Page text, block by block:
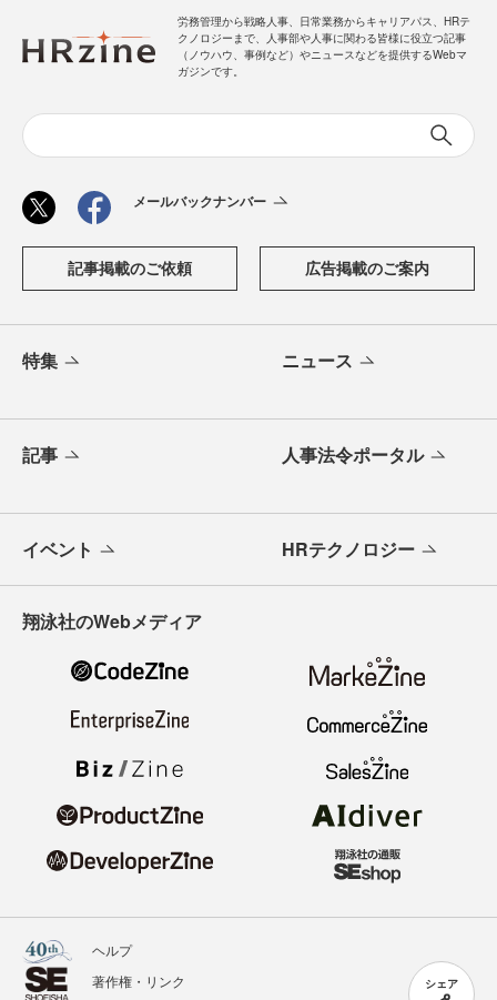
シェア
労務管理から戦略人事、日常業務からキャリアパス、HRテ
クノロジーまで、人事部や人事に関わる皆様に役立つ記事
（ノウハウ、事例など）やニュースなどを提供するWebマ
ガジンです。
メールバックナンバー
記事掲載のご依頼 広告掲載のご案内
特集 ニュース
記事 人事法令ポータル
イベント HRテクノロジー
翔泳社のWebメディア
ヘルプ
著作権・リンク